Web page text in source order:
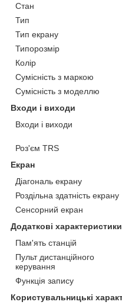
Стан
Тип
Тип екрану
Типорозмір
Колір
Сумісність з маркою
Сумісність з моделлю
Входи і виходи
Входи і виходи
Роз'єм TRS
Екран
Діагональ екрану
Роздільна здатність екрану
Сенсорний екран
Додаткові характеристики
Пам'ять станцій
Пульт дистанційного
керування
Функція запису
Користувальницькі